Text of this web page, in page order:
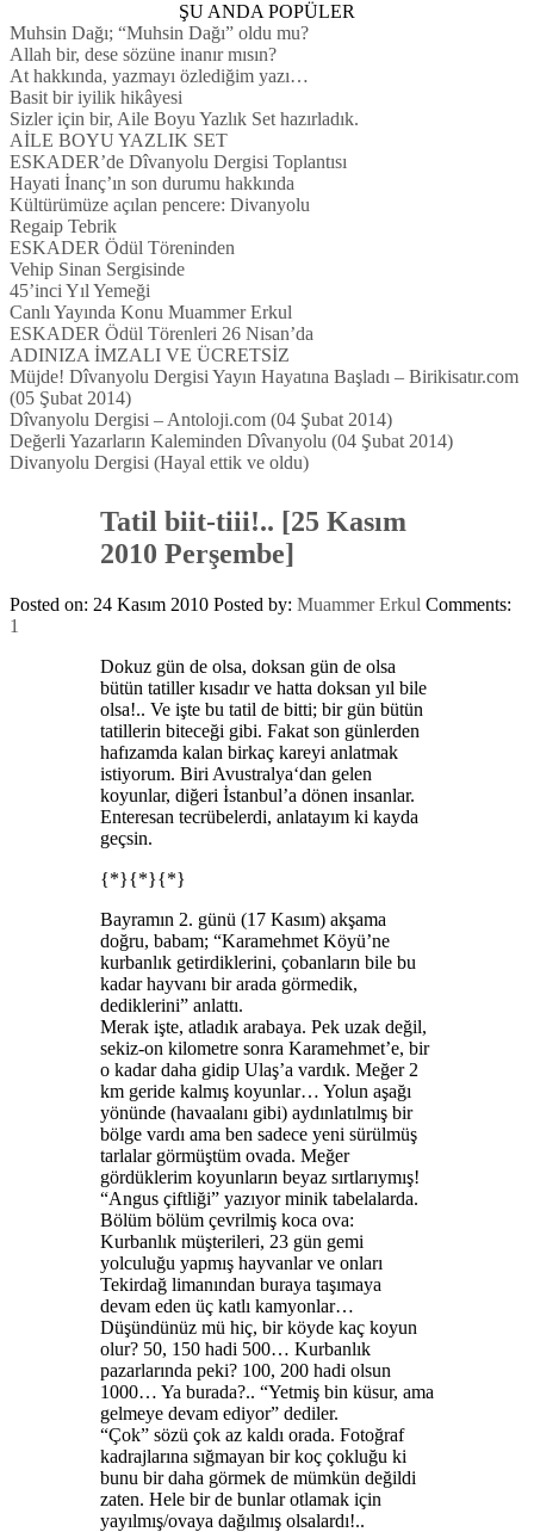
ŞU ANDA POPÜLER
Muhsin Dağı; “Muhsin Dağı” oldu mu?
Allah bir, dese sözüne inanır mısın?
At hakkında, yazmayı özlediğim yazı…
Basit bir iyilik hikâyesi
Sizler için bir, Aile Boyu Yazlık Set hazırladık.
AİLE BOYU YAZLIK SET
ESKADER’de Dîvanyolu Dergisi Toplantısı
Hayati İnanç’ın son durumu hakkında
Kültürümüze açılan pencere: Divanyolu
Regaip Tebrik
ESKADER Ödül Töreninden
Vehip Sinan Sergisinde
45’inci Yıl Yemeği
Canlı Yayında Konu Muammer Erkul
ESKADER Ödül Törenleri 26 Nisan’da
ADINIZA İMZALI VE ÜCRETSİZ
Müjde! Dîvanyolu Dergisi Yayın Hayatına Başladı – Birikisatır.com
(05 Şubat 2014)
Dîvanyolu Dergisi – Antoloji.com (04 Şubat 2014)
Değerli Yazarların Kaleminden Dîvanyolu (04 Şubat 2014)
Divanyolu Dergisi (Hayal ettik ve oldu)
Tatil biit-tiii!.. [25 Kasım
2010 Perşembe]
Posted on: 24 Kasım 2010 Posted by: Muammer Erkul Comments:
1
Dokuz gün de olsa, doksan gün de olsa
bütün tatiller kısadır ve hatta doksan yıl bile
olsa!.. Ve işte bu tatil de bitti; bir gün bütün
tatillerin biteceği gibi. Fakat son günlerden
hafızamda kalan birkaç kareyi anlatmak
istiyorum. Biri Avustralya‘dan gelen
koyunlar, diğeri İstanbul’a dönen insanlar.
Enteresan tecrübelerdi, anlatayım ki kayda
geçsin.
{*}{*}{*}
Bayramın 2. günü (17 Kasım) akşama
doğru, babam; “Karamehmet Köyü’ne
kurbanlık getirdiklerini, çobanların bile bu
kadar hayvanı bir arada görmedik,
dediklerini” anlattı.
Merak işte, atladık arabaya. Pek uzak değil,
sekiz-on kilometre sonra Karamehmet’e, bir
o kadar daha gidip Ulaş’a vardık. Meğer 2
km geride kalmış koyunlar… Yolun aşağı
yönünde (havaalanı gibi) aydınlatılmış bir
bölge vardı ama ben sadece yeni sürülmüş
tarlalar görmüştüm ovada. Meğer
gördüklerim koyunların beyaz sırtlarıymış!
“Angus çiftliği” yazıyor minik tabelalarda.
Bölüm bölüm çevrilmiş koca ova:
Kurbanlık müşterileri, 23 gün gemi
yolculuğu yapmış hayvanlar ve onları
Tekirdağ limanından buraya taşımaya
devam eden üç katlı kamyonlar…
Düşündünüz mü hiç, bir köyde kaç koyun
olur? 50, 150 hadi 500… Kurbanlık
pazarlarında peki? 100, 200 hadi olsun
1000… Ya burada?.. “Yetmiş bin küsur, ama
gelmeye devam ediyor” dediler.
“Çok” sözü çok az kaldı orada. Fotoğraf
kadrajlarına sığmayan bir koç çokluğu ki
bunu bir daha görmek de mümkün değildi
zaten. Hele bir de bunlar otlamak için
yayılmış/ovaya dağılmış olsalardı!..